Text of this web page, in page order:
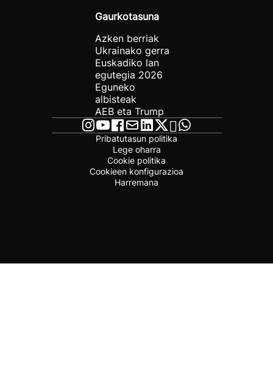
Gaurkotasuna
Azken berriak
Ukrainako gerra
Euskadiko lan
egutegia 2026
Eguneko
albisteak
AEB eta Trump
Pribatutasun politika
Lege oharra
Cookie politika
Cookieen konfigurazioa
Harremana